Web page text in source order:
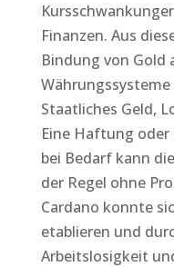
Finanzen. Aus
Bindung von
Staatliches Geld,
Eine Haftung
bei Bedarf kann
der Regel ohne
Cardano konnte
etablieren und
Arbeitslosigkeit